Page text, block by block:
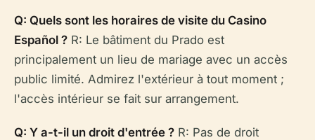
Q: Quels sont les horaires de visite du Casino
Español ? R: Le bâtiment du Prado est
principalement un lieu de mariage avec un accès
public limité. Admirez l'extérieur à tout moment ;
l'accès intérieur se fait sur arrangement.
Q: Y a-t-il un droit d'entrée ? R: Pas de droit